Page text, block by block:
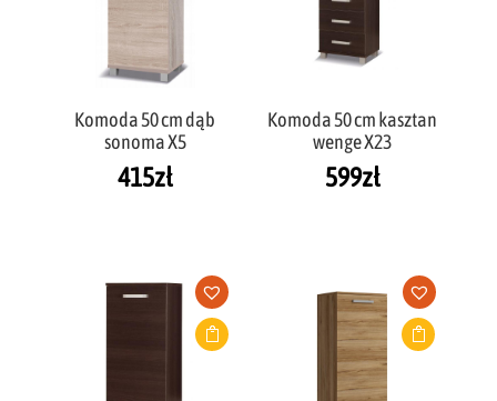
Komoda 50 cm dąb
sonoma X5
415zł
Komoda 50 cm kasztan
wenge X23
599zł